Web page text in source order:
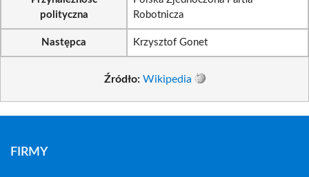
polityczna
Robotnicza
Następca Krzysztof Gonet
Źródło: Wikipedia
FIRMY